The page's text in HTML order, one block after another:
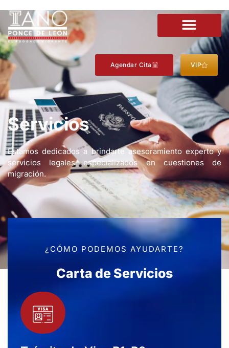
Agendar Cita VIP
Servicios
Estamos dedicados a brindarte asesoramiento experto y
servicios legales especializados en cuestiones de
migración.
¿CÓMO PODEMOS AYUDARTE?
Carta de Servicios